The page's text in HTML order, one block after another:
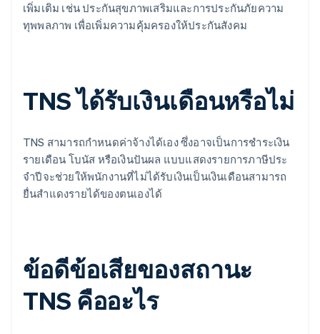
เพิ่มเติม เช่น ประกันสุขภาพเสริมและการประกันภัยความ
ทุพพลภาพ เพื่อเพิ่มความคุ้มครองให้ประกันสังคม
TNS ได้รับเงินเดือนหรือไม่
TNS สามารถกำหนดค่าจ้างได้เอง ซึ่งอาจเป็นการชําระเงิน
รายเดือน โบนัส หรือเงินปันผล แบบแสดงรายการภาษีประ
จําปีจะช่วยให้พนักงานที่ไม่ได้รับเงินเป็นเงินเดือนสามารถ
ยื่นสำแดงรายได้ของตนเองได้
ข้อดีข้อเสียของสถานะ
TNS คืออะไร